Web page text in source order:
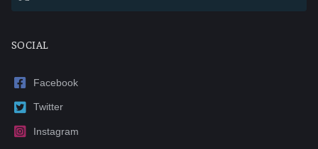
SOCIAL
Facebook
Twitter
Instagram